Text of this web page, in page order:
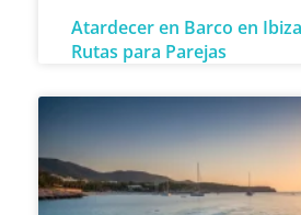
Atardecer en Barco en
Rutas para Parejas